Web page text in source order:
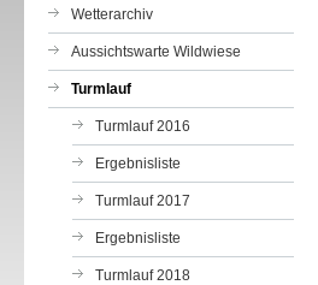
Wetterarchiv
Aussichtswarte Wildwiese
Turmlauf
Turmlauf 2016
Ergebnisliste
Turmlauf 2017
Ergebnisliste
Turmlauf 2018